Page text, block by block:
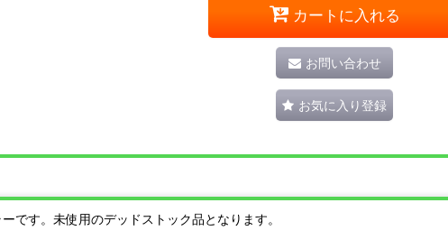
カートに入れる
お問い合わせ
お気に入り登録
です。未使用のデッドストック品となります。